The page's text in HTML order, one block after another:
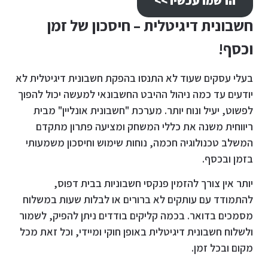
חשבונית דיגיטלית – חיסכון של זמן
וכסף!
בעלי עסקים שעוד לא התנסו בהפקת חשבונית דיגיטלית לא
יודעים עד כמה ניהול ההיבט החשבונאי למעשה יכול להפוך
לפשוט, יעיל ונוח יותר. מערכת "חשבונית אונליין" מבית
ריווחית משנה את כללי המשחק ומציעה פתרון מתקדם
המשלב טכנולוגיה חכמה, נוחות שימוש וחיסכון משמעותי
בזמן ובכסף.
יותר אין צורך להזמין פנקסי חשבוניות בבית דפוס,
להתמודד עם עותקים לא ברורים או לבלות שעות במשלוח
מסמכים בדואר. בכמה קליקים בודדים ניתן להפיק, לשמור
ולשלוח חשבונית דיגיטלית באופן חוקי ומיידי, וכל זאת מכל
מקום ובכל זמן.